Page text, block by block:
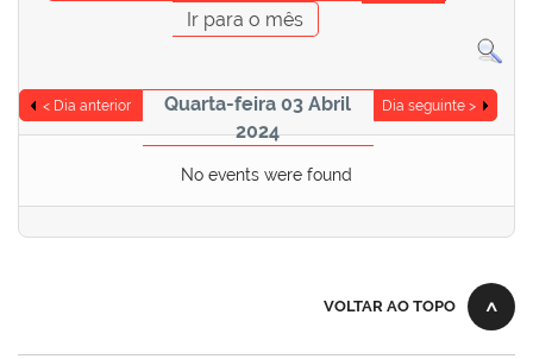
Ir para o mês
< Dia anterior
Quarta-feira 03 Abril
2024
Dia seguinte >
No events were found
VOLTAR AO TOPO